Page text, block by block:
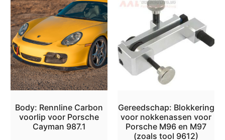
Body: Rennline Carbon
voorlip voor Porsche
Cayman 987.1
Gereedschap: Blokkering
voor nokkenassen voor
Porsche M96 en M97
(zoals tool 9612)